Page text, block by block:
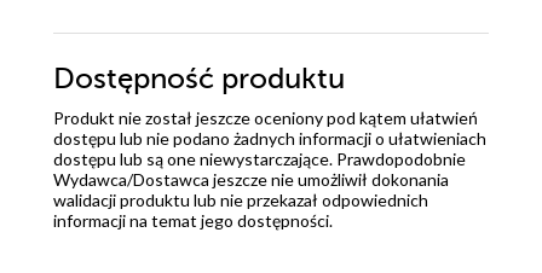
Dostępność produktu
Produkt nie został jeszcze oceniony pod kątem ułatwień
dostępu lub nie podano żadnych informacji o ułatwieniach
dostępu lub są one niewystarczające. Prawdopodobnie
Wydawca/Dostawca jeszcze nie umożliwił dokonania
walidacji produktu lub nie przekazał odpowiednich
informacji na temat jego dostępności.